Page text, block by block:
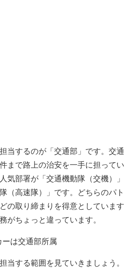
当するのが「交通部」です。交通
まで路上の治安を一手に担ってい
気部署が「交通機動隊（交機）」
（高速隊）」です。どちらのパト
の取り締まりを得意としています
がちょっと違っています。
は交通部所属
当する範囲を見ていきましょう。